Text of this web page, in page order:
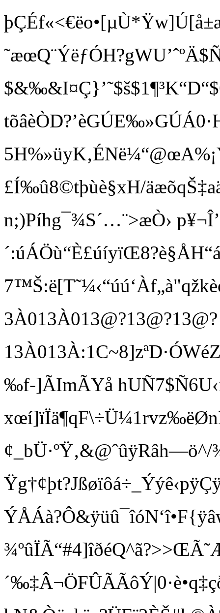
þÇÉf«<
˜æœQ¨ÝëƒÓH?gWU’ˆº
£Í‰û8©tþùè§xH/äæõqŠ‡
n;)Píhg¯¾S´…¨>æÒ›
3À01 3À01 3@?1 3@?1 3@?
1 3À01
‰f-]ÃImÃYå
¢_bÜ·ºŸ‚&@ˆûÿRâh—
ÝÅÁà?Ô&ÿüû¯îóN‘î•
¾ºûÏÃ“#4]
´‰‡